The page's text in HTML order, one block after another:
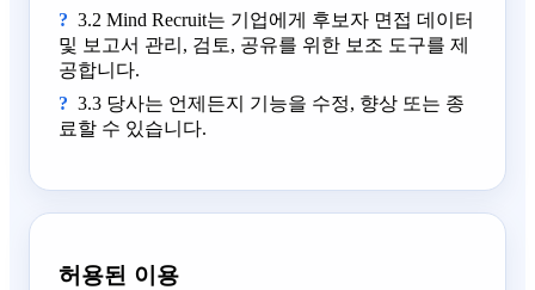
3.2 Mind Recruit는 기업에게 후보자 면접 데이터
및 보고서 관리, 검토, 공유를 위한 보조 도구를 제
공합니다.
3.3 당사는 언제든지 기능을 수정, 향상 또는 종
료할 수 있습니다.
허용된 이용